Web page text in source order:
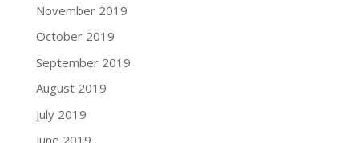
November 2019
October 2019
September 2019
August 2019
July 2019